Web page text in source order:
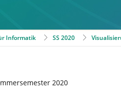
SS 2020
Informatik
2020